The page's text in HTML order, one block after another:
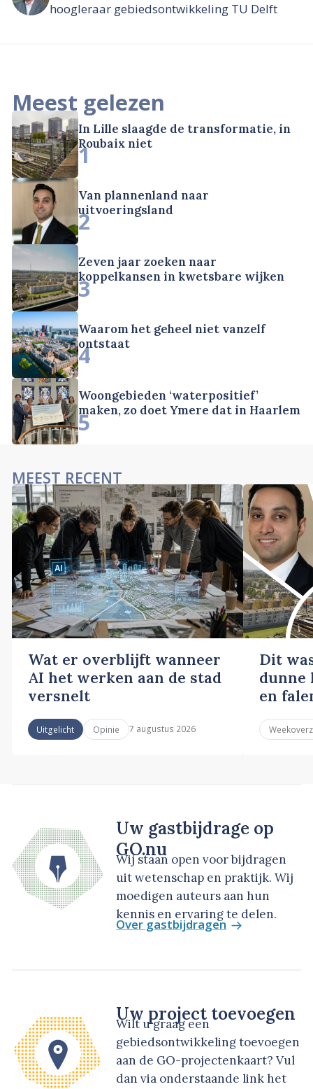
hoogleraar gebiedsontwikkeling TU Delft
Meest gelezen
In Lille slaagde de transformatie, in
Roubaix niet
1
Van plannenland naar
uitvoeringsland
2
Zeven jaar zoeken naar
koppelkansen in kwetsbare wijken
3
Waarom het geheel niet vanzelf
ontstaat
4
Woongebieden ‘waterpositief’
maken, zo doet Ymere dat in Haarlem
5
MEEST RECENT
Wat er overblijft wanneer
AI het werken aan de stad
versnelt
Uitgelicht Opinie 7 augustus 2026
Dit
dunne
en
Uw gastbijdrage op
GO.nu
Wij staan open voor bijdragen
uit wetenschap en praktijk. Wij
moedigen auteurs aan hun
kennis en ervaring te delen.
Over gastbijdragen
Uw project toevoegen
Wilt u graag een
gebiedsontwikkeling toevoegen
aan de GO-projectenkaart? Vul
dan via onderstaande link het